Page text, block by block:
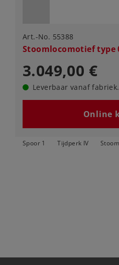
Art.-No. 55388
Stoomlocomotief type
3.049,00 €
Leverbaar vanaf fabriek.
Online
Spoor 1 Tijdperk IV